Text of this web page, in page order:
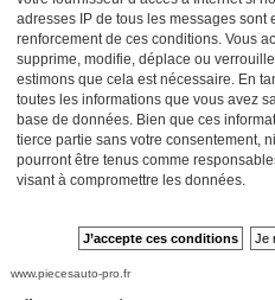
adresses IP de tous les messages sont
renforcement de ces conditions. Vous
supprime, modifie, déplace ou
estimons que cela est nécessaire. En
toutes les informations que vous avez
base de données. Bien que ces
tierce partie sans votre consentement,
pourront être tenus comme
visant à compromettre les données.
www.piecesauto-pro.fr